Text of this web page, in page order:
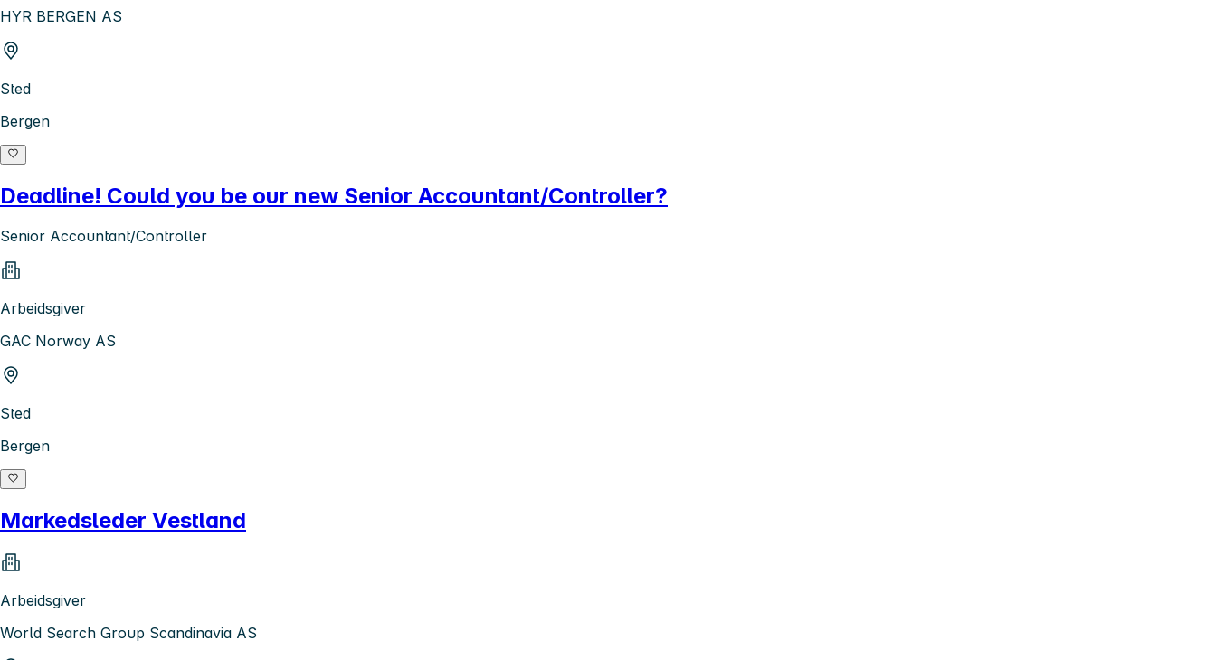
HYR BERGEN AS
Sted
Bergen
Deadline! Could you be our new Senior Accountant/Controller?
Senior Accountant/Controller
Arbeidsgiver
GAC Norway AS
Sted
Bergen
Markedsleder Vestland
Arbeidsgiver
World Search Group Scandinavia AS